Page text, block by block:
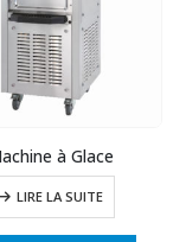
à Glace
LIRE LA SUITE